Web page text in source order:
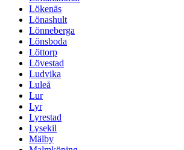
Lökenäs
Lönashult
Lönneberga
Lönsboda
Löttorp
Lövestad
Ludvika
Luleå
Lur
Lyr
Lyrestad
Lysekil
Mälby